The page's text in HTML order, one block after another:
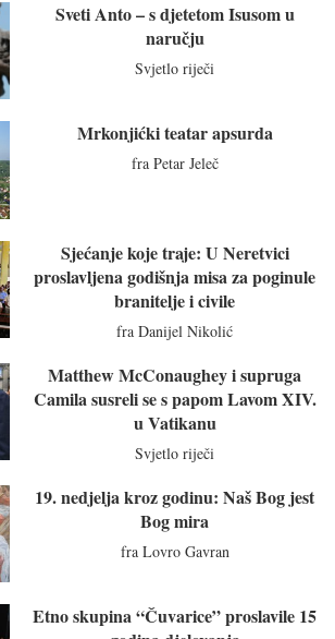
Sveti Anto – s djetetom Isusom u
naručju
Svjetlo riječi
Mrkonjićki teatar apsurda
fra Petar Jeleč
Sjećanje koje traje: U Neretvici
proslavljena godišnja misa za poginule
branitelje i civile
fra Danijel Nikolić
Matthew McConaughey i supruga
Camila susreli se s papom Lavom XIV.
u Vatikanu
Svjetlo riječi
19. nedjelja kroz godinu: Naš Bog jest
Bog mira
fra Lovro Gavran
Etno skupina “Čuvarice” proslavile 15